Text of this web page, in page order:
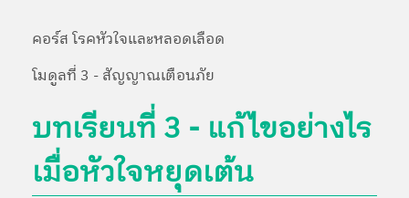
คอร์ส โรคหัวใจและหลอดเลือด
โมดูลที่ 3 - สัญญาณเตือนภัย
บทเรียนที่ 3 - แก้ไขอย่างไร
เมื่อหัวใจหยุดเต้น